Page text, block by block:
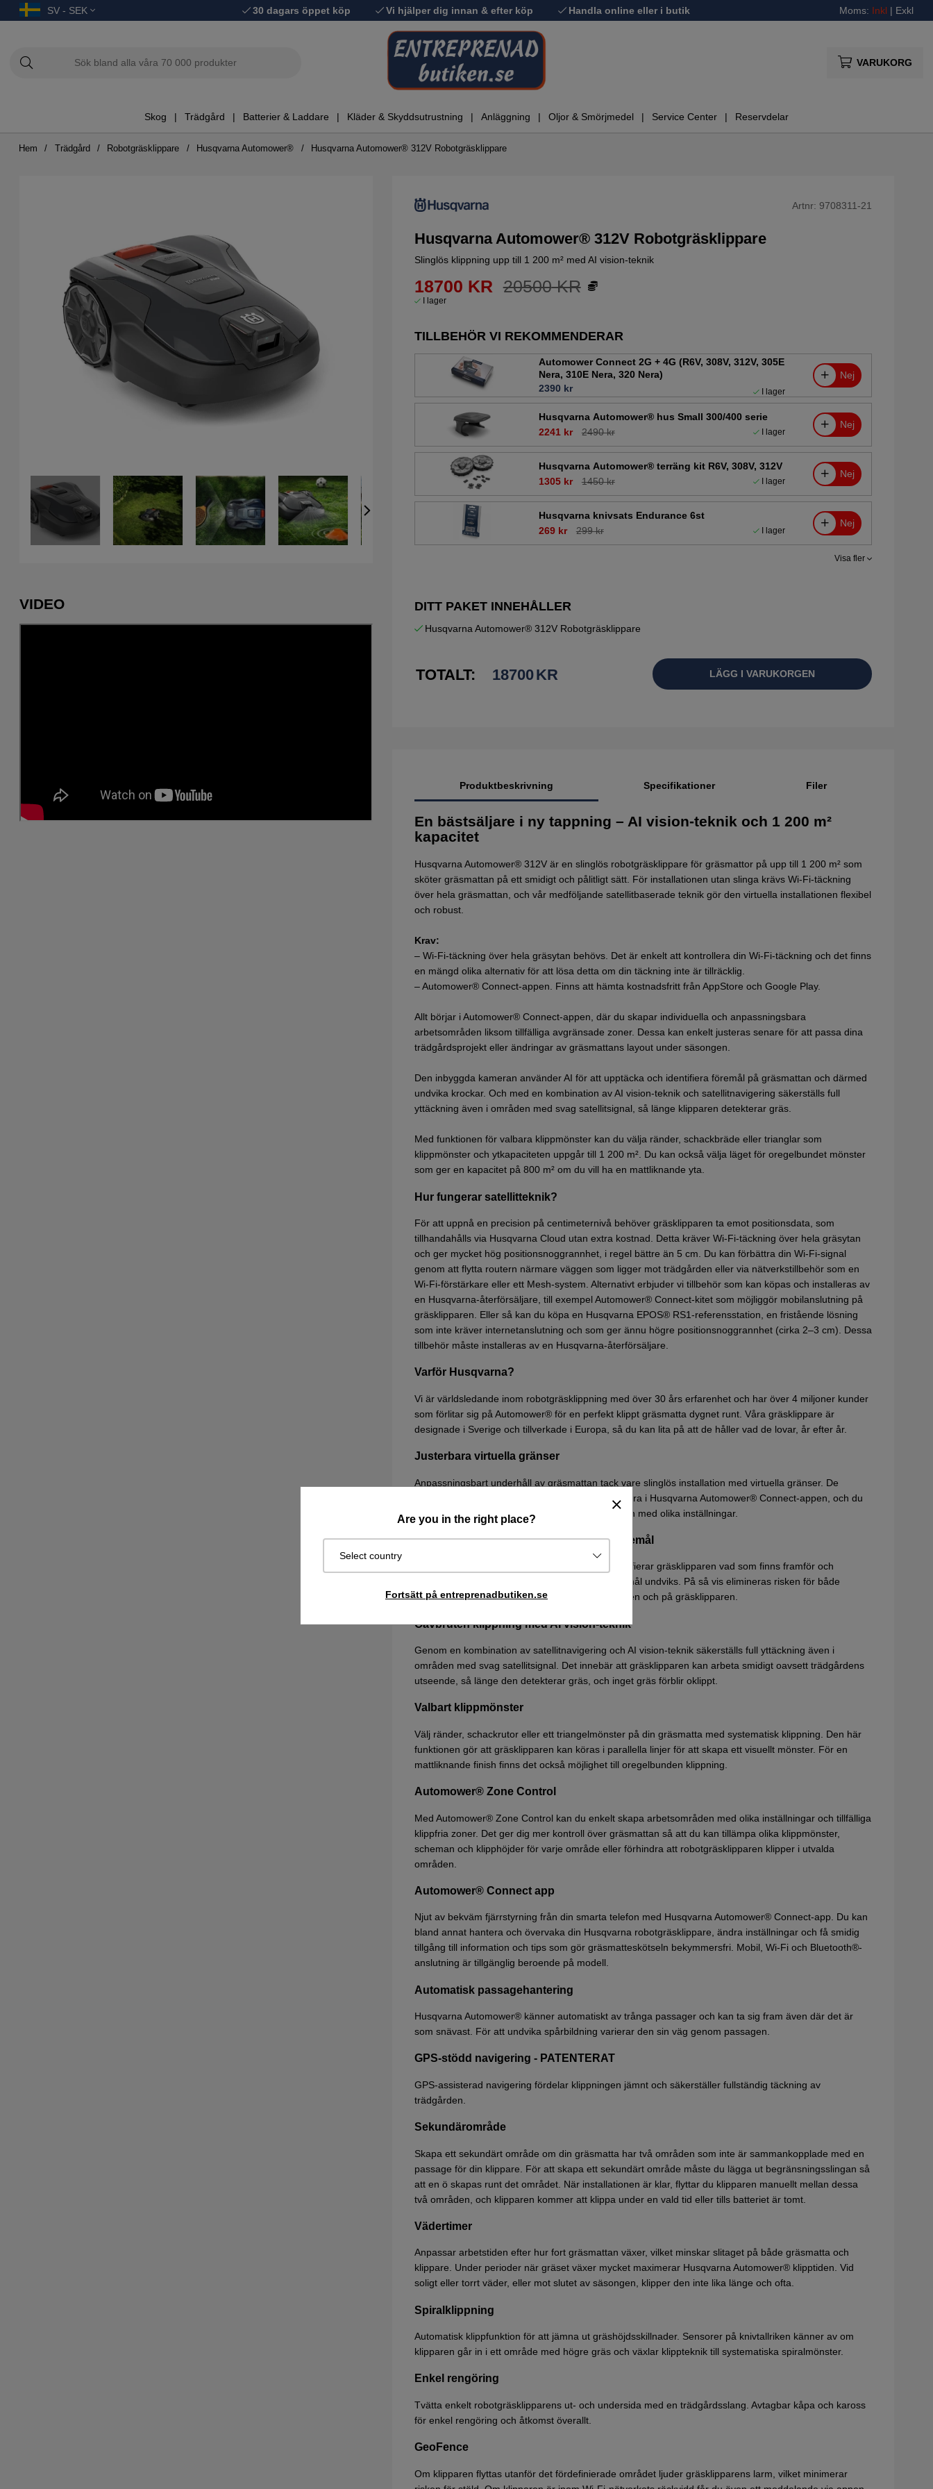
SV - SEK 30 dagars öppet köp Vi hjälper dig innan & efter köp Handla online eller i butik Moms: Inkl | Exkl
VARUKORG
Skog Trädgård Batterier & Laddare Kläder & Skyddsutrustning Anläggning Oljor & Smörjmedel Service Center Reservdelar
Are you in the right place?
Select country
Fortsätt på entreprenadbutiken.se
Hem Trädgård Robotgräsklippare Husqvarna Automower® Husqvarna Automower® 312V Robotgräsklippare
VIDEO
Artnr: 9708311-21
Husqvarna Automower® 312V Robotgräsklippare
Slinglös klippning upp till 1 200 m² med AI vision-teknik
20500KR
18700 KR
I lager
TILLBEHÖR VI REKOMMENDERAR
Automower Connect 2G + 4G (R6V, 308V, 312V, 305E
Nera, 310E Nera, 320 Nera)
2390 kr
I lager
Nej
Husqvarna Automower® hus Small 300/400 serie
2241 kr
2490 kr I lager
Nej
Husqvarna Automower® terräng kit R6V, 308V, 312V
1305 kr
1450 kr I lager
Nej
Husqvarna knivsats Endurance 6st
269 kr
299 kr I lager
Nej
Visa fler
DITT PAKET INNEHÅLLER
Husqvarna Automower® 312V Robotgräsklippare
TOTALT: 18700KR LÄGG I VARUKORGEN
Produktbeskrivning
En bästsäljare i ny tappning – AI vision-teknik och 1 200 m²
kapacitet
Husqvarna Automower® 312V är en slinglös robotgräsklippare för gräsmattor på upp till 1 200 m² som
sköter gräsmattan på ett smidigt och pålitligt sätt. För installationen utan slinga krävs Wi-Fi-täckning
över hela gräsmattan, och vår medföljande satellitbaserade teknik gör den virtuella installationen flexibel
och robust.
Krav:
– Wi-Fi-täckning över hela gräsytan behövs. Det är enkelt att kontrollera din Wi-Fi-täckning och det finns
en mängd olika alternativ för att lösa detta om din täckning inte är tillräcklig.
– Automower® Connect-appen. Finns att hämta kostnadsfritt från AppStore och Google Play.
Allt börjar i Automower® Connect-appen, där du skapar individuella och anpassningsbara
arbetsområden liksom tillfälliga avgränsade zoner. Dessa kan enkelt justeras senare för att passa dina
trädgårdsprojekt eller ändringar av gräsmattans layout under säsongen.
Den inbyggda kameran använder AI för att upptäcka och identifiera föremål på gräsmattan och därmed
undvika krockar. Och med en kombination av AI vision-teknik och satellitnavigering säkerställs full
yttäckning även i områden med svag satellitsignal, så länge klipparen detekterar gräs.
Med funktionen för valbara klippmönster kan du välja ränder, schackbräde eller trianglar som
klippmönster och ytkapaciteten uppgår till 1 200 m². Du kan också välja läget för oregelbundet mönster
som ger en kapacitet på 800 m² om du vill ha en mattliknande yta.
Hur fungerar satellitteknik?
För att uppnå en precision på centimeternivå behöver gräsklipparen ta emot positionsdata, som
tillhandahålls via Husqvarna Cloud utan extra kostnad. Detta kräver Wi-Fi-täckning över hela gräsytan
och ger mycket hög positionsnoggrannhet, i regel bättre än 5 cm. Du kan förbättra din Wi-Fi-signal
genom att flytta routern närmare väggen som ligger mot trädgården eller via nätverkstillbehör som en
Wi-Fi-förstärkare eller ett Mesh-system. Alternativt erbjuder vi tillbehör som kan köpas och installeras av
en Husqvarna-återförsäljare, till exempel Automower® Connect-kitet som möjliggör mobilanslutning på
gräsklipparen. Eller så kan du köpa en Husqvarna EPOS® RS1-referensstation, en fristående lösning
som inte kräver internetanslutning och som ger ännu högre positionsnoggrannhet (cirka 2–3 cm). Dessa
tillbehör måste installeras av en Husqvarna-återförsäljare.
Varför Husqvarna?
Vi är världsledande inom robotgräsklippning med över 30 års erfarenhet och har över 4 miljoner kunder
som förlitar sig på Automower® för en perfekt klippt gräsmatta dygnet runt. Våra gräsklippare är
designade i Sverige och tillverkade i Europa, så du kan lita på att de håller vad de lovar, år efter år.
Justerbara virtuella gränser
Anpassningsbart underhåll av gräsmattan tack vare slinglös installation med virtuella gränser. De
virtuella gränserna är enkla att installera och justera i Husqvarna Automower® Connect-appen, och du
kan skapa klippfria zoner och flera arbetsområden med olika inställningar.
AI för identifiering och undvikande av föremål
Med hjälp av AI och den inbyggda kameran identifierar gräsklipparen vad som finns framför och
fortsätter att klippa gräset medan upptäckta föremål undviks. På så vis elimineras risken för både
oväntade stopp och skador på föremål i trädgården och på gräsklipparen.
Oavbruten klippning med AI vision-teknik
Genom en kombination av satellitnavigering och AI vision-teknik säkerställs full yttäckning även i
områden med svag satellitsignal. Det innebär att gräsklipparen kan arbeta smidigt oavsett trädgårdens
utseende, så länge den detekterar gräs, och inget gräs förblir oklippt.
Valbart klippmönster
Välj ränder, schackrutor eller ett triangelmönster på din gräsmatta med systematisk klippning. Den här
funktionen gör att gräsklipparen kan köras i parallella linjer för att skapa ett visuellt mönster. För en
mattliknande finish finns det också möjlighet till oregelbunden klippning.
Automower® Zone Control
Med Automower® Zone Control kan du enkelt skapa arbetsområden med olika inställningar och tillfälliga
klippfria zoner. Det ger dig mer kontroll över gräsmattan så att du kan tillämpa olika klippmönster,
scheman och klipphöjder för varje område eller förhindra att robotgräsklipparen klipper i utvalda
områden.
Automower® Connect app
Njut av bekväm fjärrstyrning från din smarta telefon med Husqvarna Automower® Connect-app. Du kan
bland annat hantera och övervaka din Husqvarna robotgräsklippare, ändra inställningar och få smidig
tillgång till information och tips som gör gräsmatteskötseln bekymmersfri. Mobil, Wi-Fi och Bluetooth®-
anslutning är tillgänglig beroende på modell.
Automatisk passagehantering
Husqvarna Automower® känner automatiskt av trånga passager och kan ta sig fram även där det är
som snävast. För att undvika spårbildning varierar den sin väg genom passagen.
GPS-stödd navigering - PATENTERAT
GPS-assisterad navigering fördelar klippningen jämnt och säkerställer fullständig täckning av
trädgården.
Sekundärområde
Skapa ett sekundärt område om din gräsmatta har två områden som inte är sammankopplade med en
passage för din klippare. För att skapa ett sekundärt område måste du lägga ut begränsningsslingan så
att en ö skapas runt det området. När installationen är klar, flyttar du klipparen manuellt mellan dessa
två områden, och klipparen kommer att klippa under en vald tid eller tills batteriet är tomt.
Vädertimer
Anpassar arbetstiden efter hur fort gräsmattan växer, vilket minskar slitaget på både gräsmatta och
klippare. Under perioder när gräset växer mycket maximerar Husqvarna Automower® klipptiden. Vid
soligt eller torrt väder, eller mot slutet av säsongen, klipper den inte lika länge och ofta.
Spiralklippning
Automatisk klippfunktion för att jämna ut gräshöjdsskillnader. Sensorer på knivtallriken känner av om
klipparen går in i ett område med högre gräs och växlar klippteknik till systematiska spiralmönster.
Enkel rengöring
Tvätta enkelt robotgräsklipparens ut- och undersida med en trädgårdsslang. Avtagbar kåpa och kaross
för enkel rengöring och åtkomst överallt.
GeoFence
Om klipparen flyttas utanför det fördefinierade området ljuder gräsklipparens larm, vilket minimerar
Specifikationer Filer